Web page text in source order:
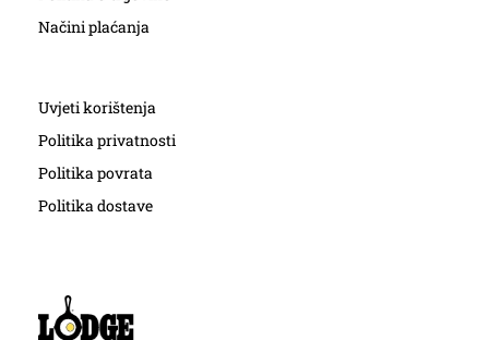
Načini plaćanja
Uvjeti korištenja
Politika privatnosti
Politika povrata
Politika dostave